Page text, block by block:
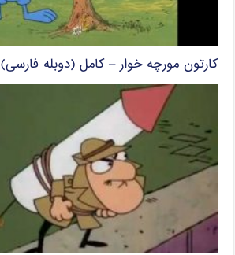
کارتون مورچه خوار – کامل (دوبله فارسی)